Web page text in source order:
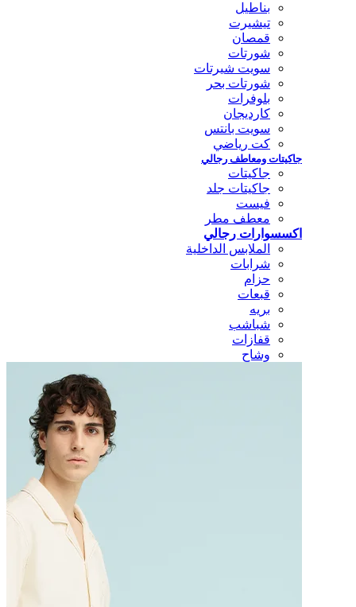
بناطيل
تيشيرت
قمصان
شورتات
سويت شيرتات
شورتات بحر
بلوفرات
كارديجان
سويت بانتس
كت رياضي
جاكيتات ومعاطف رجالي
جاكيتات
جاكيتات جلد
فيست
معطف مطر
اكسسوارات رجالي
الملابس الداخلية
شرابات
حزام
قبعات
بريه
شباشب
قفازات
وشاح